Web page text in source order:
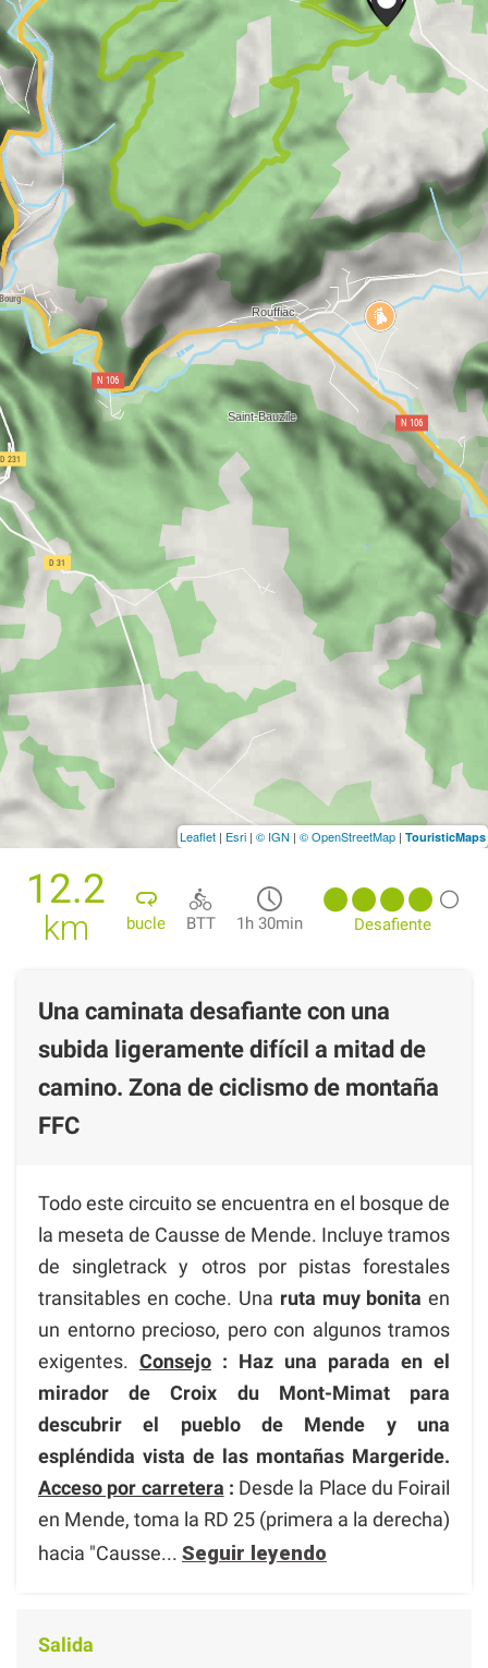
12.2
km bucle BTT 1h 30min Desafiente
Una caminata desafiante con una
subida ligeramente difícil a mitad de
camino. Zona de ciclismo de montaña
FFC
Todo este circuito se encuentra en el bosque de
la meseta de Causse de Mende. Incluye tramos
de singletrack y otros por pistas forestales
transitables en coche. Una ruta muy bonita en
un entorno precioso, pero con algunos tramos
exigentes. Consejo : Haz una parada en el
mirador de Croix du Mont-Mimat para
descubrir el pueblo de Mende y una
espléndida vista de las montañas Margeride.
Acceso por carretera : Desde la Place du Foirail
en Mende, toma la RD 25 (primera a la derecha)
hacia "Causse... Seguir leyendo
Salida
Leaflet | Esri | © IGN | © OpenStreetMap | TouristicMaps